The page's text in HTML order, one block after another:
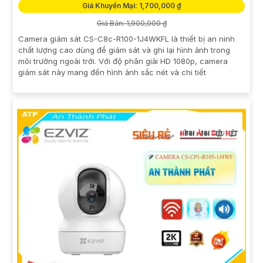
Giá Khuyến Mại: 1,700,000 ₫
Giá Bán: 1,900,000 ₫
Camera giám sát CS-C8c-R100-1J4WKFL là thiết bị an ninh
chất lượng cao dùng để giám sát và ghi lại hình ảnh trong
môi trường ngoài trời. Với độ phân giải HD 1080p, camera
giám sát này mang đến hình ảnh sắc nét và chi tiết